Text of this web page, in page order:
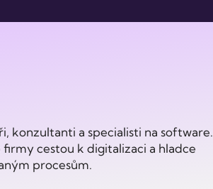
konzultanti a specialisti na software.
cestou k digitalizaci a hladce
procesům.